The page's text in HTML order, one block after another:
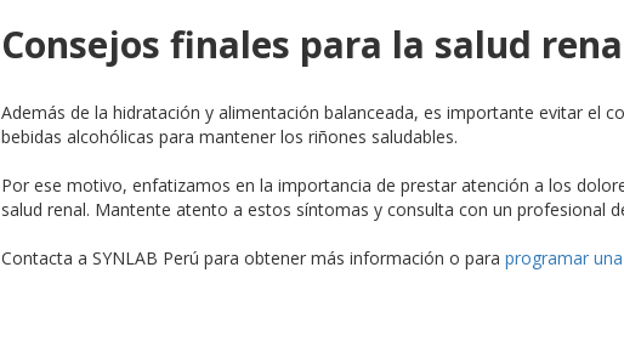
Consejos finales para la salud
Además de la hidratación y alimentación balanceada, es importante evitar el
bebidas alcohólicas para mantener los riñones saludables.
Por ese motivo, enfatizamos en la importancia de prestar atención a los
salud renal. Mantente atento a estos síntomas y consulta con un profesional
Contacta a SYNLAB Perú para obtener más información o para programar